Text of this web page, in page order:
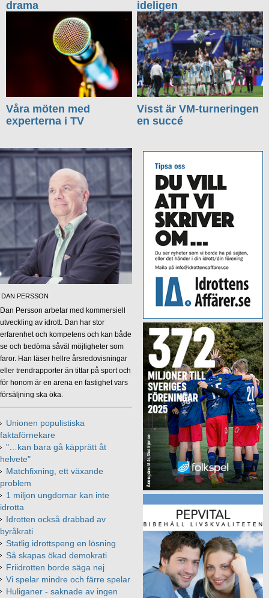
drama
ideligen
Våra möten med
experterna i TV
Visst är VM-turneringen
en succé
DAN PERSSON
Dan Persson arbetar med kommersiell
utveckling av idrott. Dan har stor
erfarenhet och kompetens och kan både
se och bedöma såväl möjligheter som
faror. Han läser hellre årsredovisningar
eller trendrapporter än tittar på sport och
för honom är en arena en fastighet vars
försäljning ska öka.
Unionen populistiska
faktaförnekare
"…kan bara gå käpprätt åt
helvete"
Matchfixning, ett växande
problem
1 miljon ungdomar kan inte
idrotta
Idrotten också drabbad av
byråkrati
Statlig idrottspeng en lösning
Så skapas ökad demokrati
Friidrotten borde säga nej
Vi spelar mindre och färre spelar
Huliganer - saknade av ingen